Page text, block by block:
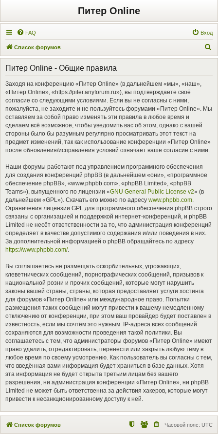
Питер Online
FAQ Вход
Список форумов
о
Питер Online - Общие правила
Заходя на конференцию «Питер Online» (в дальнейшем «мы», «наш»,
«Питер Online», «https://piter.anyforum.ru»), вы подтверждаете своё
согласие со следующими условиями. Если вы не согласны с ними,
пожалуйста, не заходите и не пользуйтесь форумами «Питер Online». Мы
оставляем за собой право изменять эти правила в любое время и
сделаем всё возможное, чтобы уведомить вас об этом, однако с вашей
стороны было бы разумным регулярно просматривать этот текст на
предмет изменений, так как использование конференции «Питер Online»
после обновления/исправления условий означает ваше согласие с ними.
Наши форумы работают под управлением программного обеспечения
для создания конференций phpBB (в дальнейшем «они», «программное
обеспечение phpBB», «www.phpbb.com», «phpBB Limited», «phpBB
Teams»), выпущенного по лицензии «GNU General Public License v2» (в
дальнейшем «GPL»). Скачать его можно по адресу www.phpbb.com.
Ограничения лицензии GPL для программного обеспечения phpBB строго
связаны с организацией и поддержкой интернет-конференций, и phpBB
Limited не несёт ответственности за то, что администрация конференций
определяет в качестве допустимого содержания и/или поведения в них.
За дополнительной информацией о phpBB обращайтесь по адресу
https://www.phpbb.com/.
Вы соглашаетесь не размещать оскорбительных, угрожающих,
клеветнических сообщений, порнографических сообщений, призывов к
национальной розни и прочих сообщений, которые могут нарушить
законы вашей страны, страны, которая предоставляет услуги хостинга
для форумов «Питер Online» или международное право. Попытки
размещения таких сообщений могут привести к вашему немедленному
отключению от конференции, при этом ваш провайдер будет поставлен в
известность, если мы сочтём это нужным. IP-адреса всех сообщений
сохраняются для возможности проведения такой политики. Вы
соглашаетесь с тем, что администраторы форумов «Питер Online» имеют
право удалить, отредактировать, перенести или закрыть любую тему в
любое время по своему усмотрению. Как пользователь вы согласны с тем,
что введённая вами информация будет храниться в базе данных. Хотя
эта информация не будет открыта третьим лицам без вашего
разрешения, ни администрация конференции «Питер Online», ни phpBB
Limited не может быть ответственна за действия хакеров, которые могут
привести к несанкционированному доступу к ней.
Список форумов Часовой пояс: UTC